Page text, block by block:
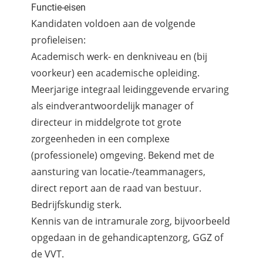
Functie-eisen
Kandidaten voldoen aan de volgende
profieleisen:
Academisch werk- en denkniveau en (bij
voorkeur) een academische opleiding.
Meerjarige integraal leidinggevende ervaring
als eindverantwoordelijk manager of
directeur in middelgrote tot grote
zorgeenheden in een complexe
(professionele) omgeving. Bekend met de
aansturing van locatie-/teammanagers,
direct report aan de raad van bestuur.
Bedrijfskundig sterk.
Kennis van de intramurale zorg, bijvoorbeeld
opgedaan in de gehandicaptenzorg, GGZ of
de VVT.